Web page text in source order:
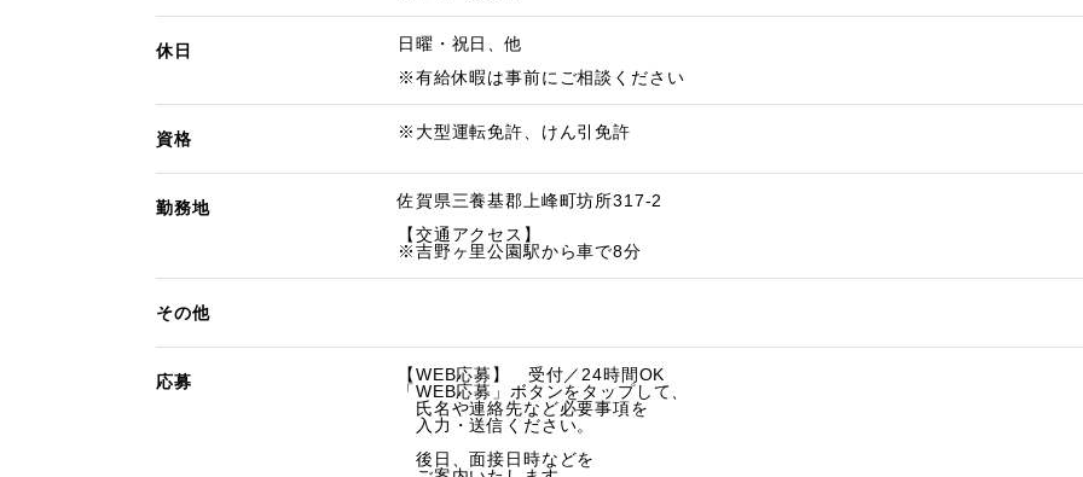
休日
日曜・祝日、他
※有給休暇は事前にご相談ください
資格 ※大型運転免許、けん引免許
勤務地
佐賀県三養基郡上峰町坊所317-2
【交通アクセス】
※吉野ヶ里公園駅から車で8分
その他
応募
【WEB応募】 受付／24時間OK
「WEB応募」ボタンをタップして、
氏名や連絡先など必要事項を
入力・送信ください。
後日、面接日時などを